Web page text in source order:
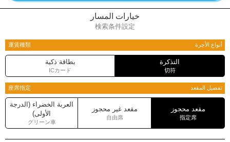
خيارات المسار
検索条件設定
أنواع الأجرة 運賃種類
التذكرة
切符
بطاقة ذكية
ICカード
تفضيل المقعد 座席指定
مقعد محجوز
指定席
مقعد غير محجوز
自由席
العربة الخضراء (الدرجة
الأولى)
グリーン車